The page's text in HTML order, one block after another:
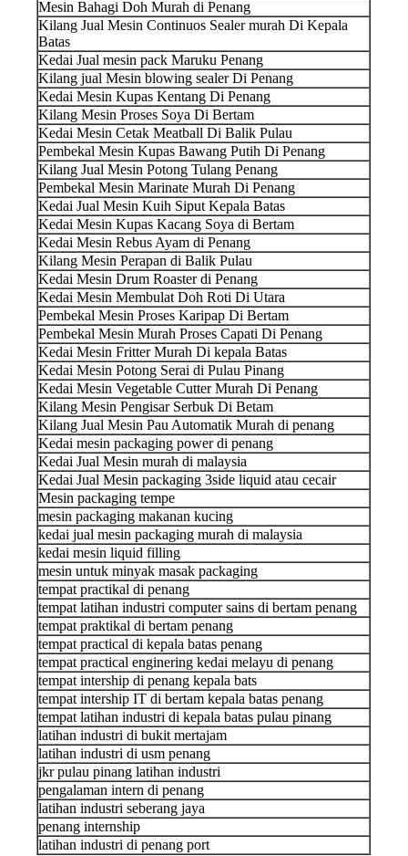
Mesin Bahagi Doh Murah di Penang
Kilang Jual Mesin Continuos Sealer murah Di Kepala
Batas
Kedai Jual mesin pack Maruku Penang
Kilang jual Mesin blowing sealer Di Penang
Kedai Mesin Kupas Kentang Di Penang
Kilang Mesin Proses Soya Di Bertam
Kedai Mesin Cetak Meatball Di Balik Pulau
Pembekal Mesin Kupas Bawang Putih Di Penang
Kilang Jual Mesin Potong Tulang Penang
Pembekal Mesin Marinate Murah Di Penang
Kedai Jual Mesin Kuih Siput Kepala Batas
Kedai Mesin Kupas Kacang Soya di Bertam
Kedai Mesin Rebus Ayam di Penang
Kilang Mesin Perapan di Balik Pulau
Kedai Mesin Drum Roaster di Penang
Kedai Mesin Membulat Doh Roti Di Utara
Pembekal Mesin Proses Karipap Di Bertam
Pembekal Mesin Murah Proses Capati Di Penang
Kedai Mesin Fritter Murah Di kepala Batas
Kedai Mesin Potong Serai di Pulau Pinang
Kedai Mesin Vegetable Cutter Murah Di Penang
Kilang Mesin Pengisar Serbuk Di Betam
Kilang Jual Mesin Pau Automatik Murah di penang
Kedai mesin packaging power di penang
Kedai Jual Mesin murah di malaysia
Kedai Jual Mesin packaging 3side liquid atau cecair
Mesin packaging tempe
mesin packaging makanan kucing
kedai jual mesin packaging murah di malaysia
kedai mesin liquid filling
mesin untuk minyak masak packaging
tempat practikal di penang
tempat latihan industri computer sains di bertam penang
tempat praktikal di bertam penang
tempat practical di kepala batas penang
tempat practical enginering kedai melayu di penang
tempat intership di penang kepala bats
tempat intership IT di bertam kepala batas penang
tempat latihan industri di kepala batas pulau pinang
latihan industri di bukit mertajam
latihan industri di usm penang
jkr pulau pinang latihan industri
pengalaman intern di penang
latihan industri seberang jaya
penang internship
latihan industri di penang port